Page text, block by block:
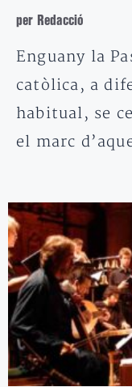
per Redacció
Enguany la
catòlica, a
habitual, se
el marc